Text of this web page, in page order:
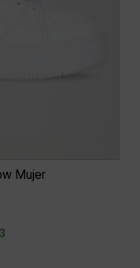
Mujer